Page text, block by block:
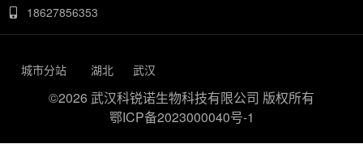
18627856353
城市分站 湖北 武汉
©2026 武汉科锐诺生物科技有限公司 版权所有
鄂ICP备2023000040号-1